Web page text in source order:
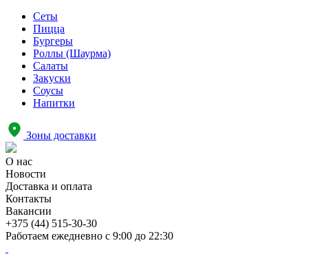
Сеты
Пицца
Бургеры
Роллы (Шаурма)
Салаты
Закуски
Соусы
Напитки
Зоны доставки
О нас
Новости
Доставка и оплата
Контакты
Вакансии
+375 (44) 515-30-30
Работаем ежедневно с 9:00 до 22:30